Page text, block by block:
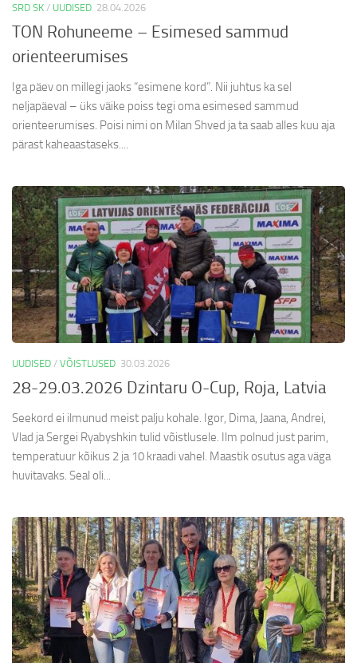
SRD SK / UUDISED 28.04.2026
TON Rohuneeme – Esimesed sammud
orienteerumises
Iga päev on millegi jaoks “esimene kord”. Nii juhtus ka sel
neljapäeval – üks väike poiss tegi oma esimesed sammud
orienteerumises. Poisi nimi on Milan Shved ja ta saab alles kuu aja
pärast kaheaastaseks....
UUDISED / VÕISTLUSED 30.03.2026
28-29.03.2026 Dzintaru O-Cup, Roja, Latvia
Seekord ei ilmunud meist palju kohale. Igor, Dima, Jaana, Andrei,
Vlad ja Sergei Ryabyshkin tulid võistlusele. Ilm polnud just parim,
temperatuur kõikus 2 ja 10 kraadi vahel. Maastik osutus aga väga
huvitavaks. Seal oli...